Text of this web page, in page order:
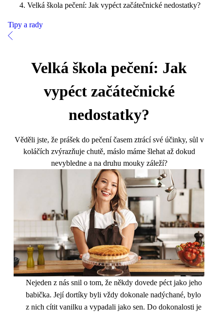
Velká škola pečení: Jak vypéct začátečnické nedostatky?
Tipy a rady
Velká škola pečení: Jak
vypéct začátečnické
nedostatky?
Věděli jste, že prášek do pečení časem ztrácí své účinky, sůl v
koláčích zvýrazňuje chutě, máslo máme šlehat až dokud
nevybledne a na druhu mouky záleží?
Nejeden z nás snil o tom, že někdy dovede péct jako jeho
babička. Její dortíky byli vždy dokonale nadýchané, bylo
z nich cítit vanilku a vypadali jako sen. Do dokonalosti je